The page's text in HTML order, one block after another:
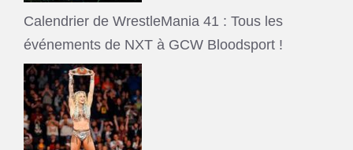
Calendrier de WrestleMania 41 : Tous les
événements de NXT à GCW Bloodsport !